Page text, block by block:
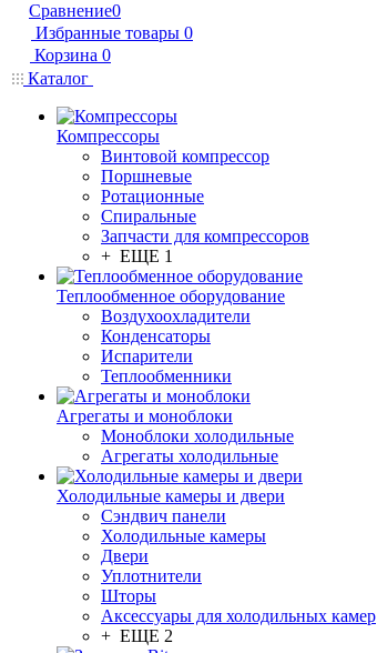
Сравнение0
Избранные товары 0
Корзина 0
Каталог
Компрессоры
Винтовой компрессор
Поршневые
Ротационные
Спиральные
Запчасти для компрессоров
+ ЕЩЕ 1
Теплообменное оборудование
Воздухоохладители
Конденсаторы
Испарители
Теплообменники
Агрегаты и моноблоки
Моноблоки холодильные
Агрегаты холодильные
Холодильные камеры и двери
Сэндвич панели
Холодильные камеры
Двери
Уплотнители
Шторы
Аксессуары для холодильных камер
+ ЕЩЕ 2